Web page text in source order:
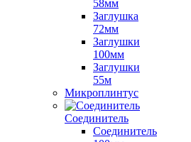
58мм
Заглушка
72мм
Заглушки
100мм
Заглушки
55м
Микроплинтус
Соединитель
Соединитель